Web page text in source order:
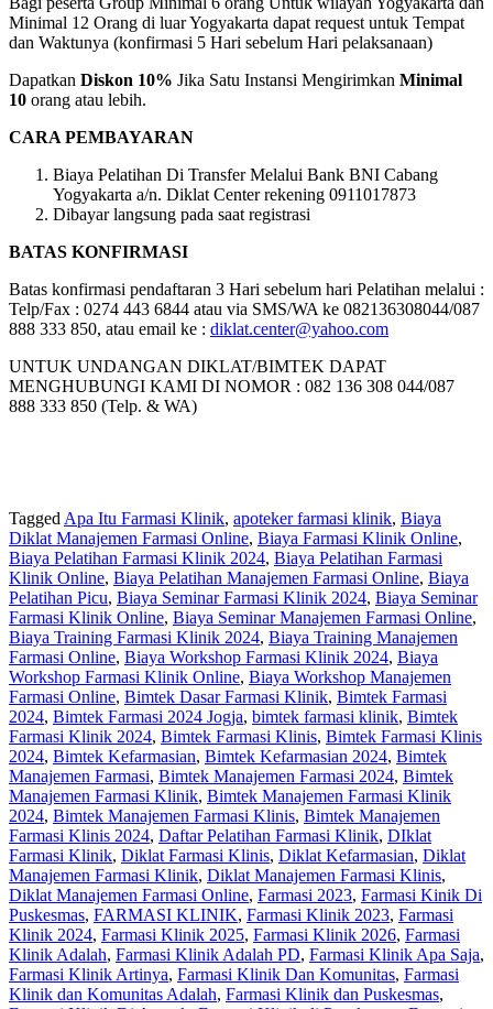
Minimal 12 Orang di luar Yogyakarta dapat request untuk Tempat
dan Waktunya (konfirmasi 5 Hari sebelum Hari pelaksanaan)
Dapatkan Diskon 10% Jika Satu Instansi Mengirimkan Minimal
10 orang atau lebih.
CARA PEMBAYARAN
Biaya Pelatihan Di Transfer Melalui Bank BNI Cabang
Yogyakarta a/n. Diklat Center rekening 0911017873
Dibayar langsung pada saat registrasi
BATAS KONFIRMASI
Batas konfirmasi pendaftaran 3 Hari sebelum hari Pelatihan melalui :
Telp/Fax : 0274 443 6844 atau via SMS/WA ke 082136308044/087
888 333 850, atau email ke : diklat.center@yahoo.com
UNTUK UNDANGAN DIKLAT/BIMTEK DAPAT
MENGHUBUNGI KAMI DI NOMOR : 082 136 308 044/087
888 333 850 (Telp. & WA)
Tagged Apa Itu Farmasi Klinik, apoteker farmasi klinik, Biaya
Diklat Manajemen Farmasi Online, Biaya Farmasi Klinik Online,
Biaya Pelatihan Farmasi Klinik 2024, Biaya Pelatihan Farmasi
Klinik Online, Biaya Pelatihan Manajemen Farmasi Online, Biaya
Pelatihan Picu, Biaya Seminar Farmasi Klinik 2024, Biaya Seminar
Farmasi Klinik Online, Biaya Seminar Manajemen Farmasi Online,
Biaya Training Farmasi Klinik 2024, Biaya Training Manajemen
Farmasi Online, Biaya Workshop Farmasi Klinik 2024, Biaya
Workshop Farmasi Klinik Online, Biaya Workshop Manajemen
Farmasi Online, Bimtek Dasar Farmasi Klinik, Bimtek Farmasi
2024, Bimtek Farmasi 2024 Jogja, bimtek farmasi klinik, Bimtek
Farmasi Klinik 2024, Bimtek Farmasi Klinis, Bimtek Farmasi Klinis
2024, Bimtek Kefarmasian, Bimtek Kefarmasian 2024, Bimtek
Manajemen Farmasi, Bimtek Manajemen Farmasi 2024, Bimtek
Manajemen Farmasi Klinik, Bimtek Manajemen Farmasi Klinik
2024, Bimtek Manajemen Farmasi Klinis, Bimtek Manajemen
Farmasi Klinis 2024, Daftar Pelatihan Farmasi Klinik, DIklat
Farmasi Klinik, Diklat Farmasi Klinis, Diklat Kefarmasian, Diklat
Manajemen Farmasi Klinik, Diklat Manajemen Farmasi Klinis,
Diklat Manajemen Farmasi Online, Farmasi 2023, Farmasi Kinik Di
Puskesmas, FARMASI KLINIK, Farmasi Klinik 2023, Farmasi
Klinik 2024, Farmasi Klinik 2025, Farmasi Klinik 2026, Farmasi
Klinik Adalah, Farmasi Klinik Adalah PD, Farmasi Klinik Apa Saja,
Farmasi Klinik Artinya, Farmasi Klinik Dan Komunitas, Farmasi
Klinik dan Komunitas Adalah, Farmasi Klinik dan Puskesmas,